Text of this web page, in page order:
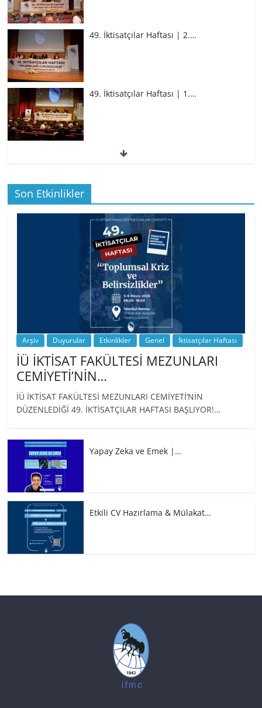
49. İktisatçılar Haftası | 2.…
49. İktisatçılar Haftası | 1.…
49. İktisatçılar Haftası | 1.…
BİZ İKTİSATLILAR: İÇİMİZDEN BİRİ PROF.
…
Son Etkinlikler
Arşiv Duyurular Etkinlikler Genel İktisatçılar Haftası
İÜ İKTİSAT FAKÜLTESİ MEZUNLARI
CEMİYETİ’NİN…
İÜ İKTİSAT FAKÜLTESİ MEZUNLARI CEMİYETİ’NİN
DÜZENLEDİĞİ 49. İKTİSATÇILAR HAFTASI BAŞLIYOR!…
Yapay Zeka ve Emek |…
Etkili CV Hazırlama & Mülakat…